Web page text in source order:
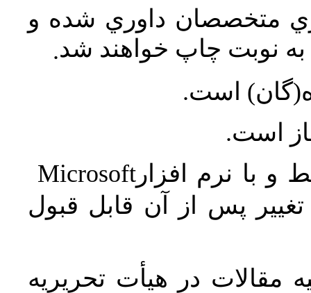
متخصصان داوري شده و
نوبت چاپ خواهند شد.
است.
است.
و با نرم افزارMicrosoft
پس از آن قابل قبول
مقالات در هیأت تحریریه